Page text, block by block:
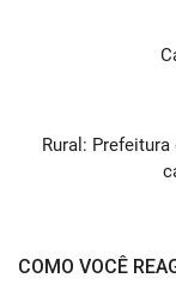
Rural:
COMO VOCÊ